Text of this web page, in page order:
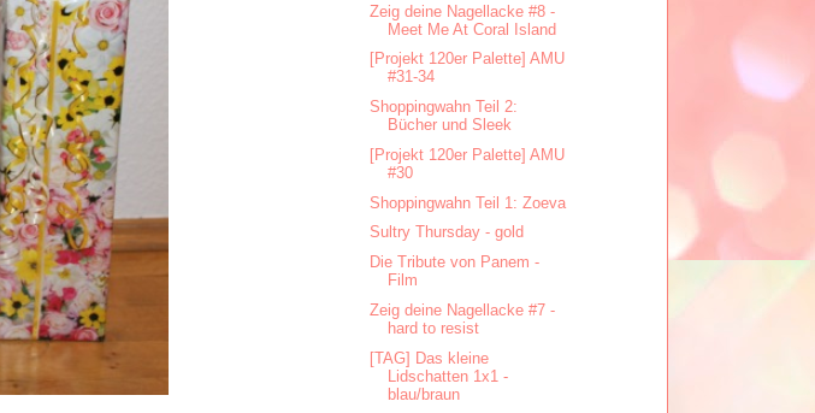
Zeig deine Nagellacke #8 -
Meet Me At Coral Island
[Projekt 120er Palette] AMU
#31-34
Shoppingwahn Teil 2:
Bücher und Sleek
[Projekt 120er Palette] AMU
#30
Shoppingwahn Teil 1: Zoeva
Sultry Thursday - gold
Die Tribute von Panem -
Film
Zeig deine Nagellacke #7 -
hard to resist
[TAG] Das kleine
Lidschatten 1x1 -
blau/braun